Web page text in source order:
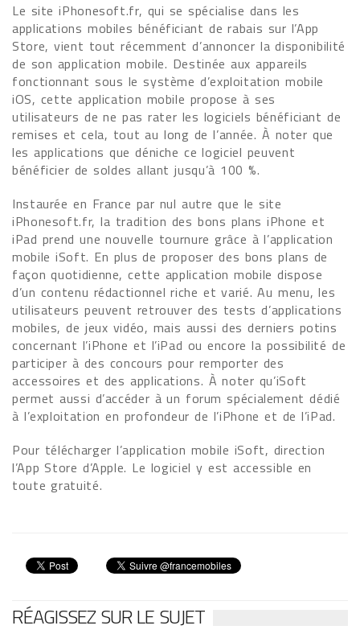
Le site iPhonesoft.fr, qui se spécialise dans les
applications mobiles bénéficiant de rabais sur l’App
Store, vient tout récemment d’annoncer la disponibilité
de son application mobile. Destinée aux appareils
fonctionnant sous le système d’exploitation mobile
iOS, cette application mobile propose à ses
utilisateurs de ne pas rater les logiciels bénéficiant de
remises et cela, tout au long de l’année. À noter que
les applications que déniche ce logiciel peuvent
bénéficier de soldes allant jusqu’à 100 %.
Instaurée en France par nul autre que le site
iPhonesoft.fr, la tradition des bons plans iPhone et
iPad prend une nouvelle tournure grâce à l’application
mobile iSoft. En plus de proposer des bons plans de
façon quotidienne, cette application mobile dispose
d’un contenu rédactionnel riche et varié. Au menu, les
utilisateurs peuvent retrouver des tests d’applications
mobiles, de jeux vidéo, mais aussi des derniers potins
concernant l’iPhone et l’iPad ou encore la possibilité de
participer à des concours pour remporter des
accessoires et des applications. À noter qu’iSoft
permet aussi d’accéder à un forum spécialement dédié
à l’exploitation en profondeur de l’iPhone et de l’iPad.
Pour télécharger l’application mobile iSoft, direction
l’App Store d’Apple. Le logiciel y est accessible en
toute gratuité.
RÉAGISSEZ SUR LE SUJET